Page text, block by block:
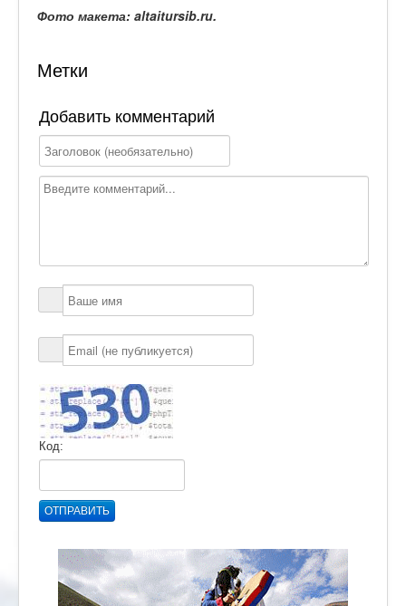
Фото макета: altaitursib.ru.
Метки
Добавить комментарий
Код:
ОТПРАВИТЬ